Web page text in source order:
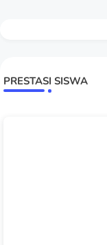
PRESTASI SISWA